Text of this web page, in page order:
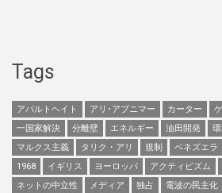
Tags
アパルトヘイト アリ･アブニマー カーター
一国家解決
分離壁 エネルギー 油田開発
マルクス主義
タリク・アリ 規制 ベネズエラ
1968
イギリス ヨーロッパ アクティビズム
ネットの中立性
メディア 独占 電波の民主化